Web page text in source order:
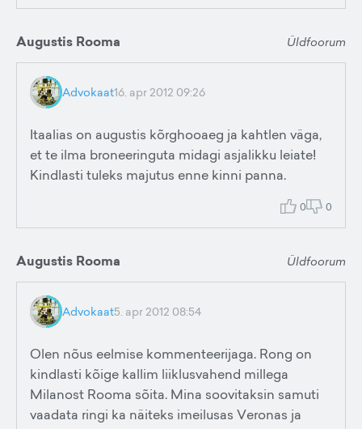
Augustis Rooma Üldfoorum
Advokaat16. apr 2012 09:26
Itaalias on augustis kõrghooaeg ja kahtlen väga,
et te ilma broneeringuta midagi asjalikku leiate!
Kindlasti tuleks majutus enne kinni panna.
0 0
Augustis Rooma Üldfoorum
Advokaat5. apr 2012 08:54
Olen nõus eelmise kommenteerijaga. Rong on
kindlasti kõige kallim liiklusvahend millega
Milanost Rooma sõita. Mina soovitaksin samuti
vaadata ringi ka näiteks imeilusas Veronas ja